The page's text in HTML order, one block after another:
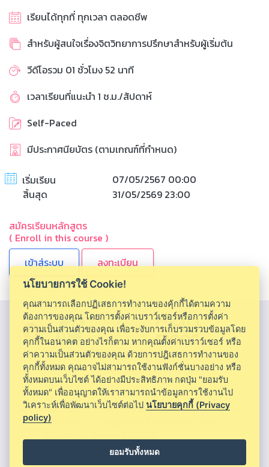
เรียนได้ทุกที่ ทุกเวลา ตลอดชีพ
สำหรับผู้สนใจเรื่องจิตวิทยาการปรึกษาสำหรับผู้เริ่มต้น
วีดีโอรวม 01 ชั่วโมง 52 นาที
เวลาเรียนที่แนะนำ 1 ช.ม./สัปดาห์
Self-Paced
มีประกาศนียบัตร (ตามเกณฑ์ที่กำหนด)
เริ่มเรียน
07/05/2567 00:00
สิ้นสุด
31/05/2569 23:00
สมัครเรียนหลักสูตร
( Enroll in this course )
ลงทะเบียน
CMU MOOC |Chiang Mai University
Information Technology Service Center, Chiang Mai
University 239, Huay Kaew Road,Muang District,
นโยบายการใช้ Cookie!
คุณสามารถเลือกปฏิเสธการทำงานของคุ้กกี้ได้ตามความ
ต้องการของคุณ โดยการตั้งค่าเบราว์เซอร์หรือการตั้งค่า
ความเป็นส่วนตัวของคุณ เพื่อระงับการเก็บรวมรวบข้อมูลโดย
คุกกี้ในอนาคต อย่างไรก็ตาม หากคุณตั้งค่าเบราว์เซอร์ หรือ
ค่าความเป็นส่วนตัวของคุณ ด้วยการปฎิเสธการทำงานของ
คุกกี้ทั้งหมด คุณอาจไม่สามารถใช้งานฟังก์ชั่นบางอย่าง หรือ
ทั้งหมดบนเว็บไซต์ ได้อย่างมีประสิทธิภาพ กดปุ่ม "ยอมรับ
ทั้งหมด" เพื่ออนุญาตให้เราสามารถนำข้อมูลการใช้งานไป
วิเคราะห์เพื่อพัฒนาเว็บไซต์ต่อไปนโยบายคุกกี้ (Privacy
policy)
ยอมรับทั้งหมด